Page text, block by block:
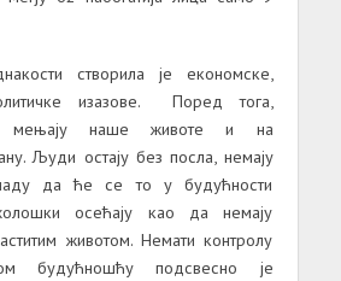
створила је економске,
изазове. Поред тога,
мењају наше животе и на
Људи остају без посла, немају
да ће се то у будућности
осећају као да немају
животом. Немати контролу
будућношћу подсвесно је